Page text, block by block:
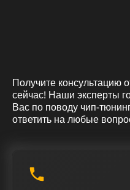
Получите консультацию
сейчас! Наши эксперты
Вас по поводу чип-
ответить на любые